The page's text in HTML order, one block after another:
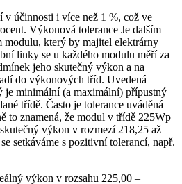
účinnosti i více než 1 %, což ve
Výkonová tolerance Je dalším
modulu, který by majitel elektrárny
linky se u každého modulu měří za
jeho skutečný výkon a na
do výkonových tříd. Uvedená
je minimální (a maximální) přípustný
třídě. Často je tolerance uváděná
to znamená, že modul v třídě 225Wp
výkon v rozmezí 218,25 až
setkáváme s pozitivní tolerancí, např.
výkon v rozsahu 225,00 –